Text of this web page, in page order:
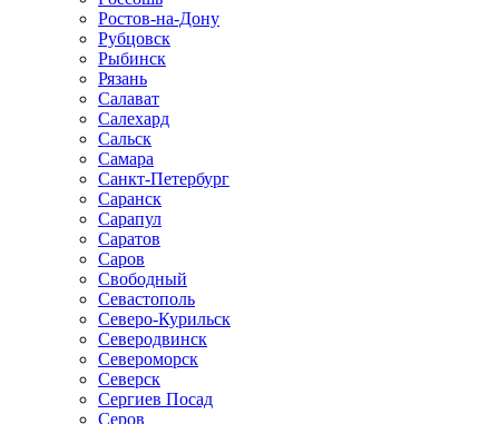
Ростов-на-Дону
Рубцовск
Рыбинск
Рязань
Салават
Салехард
Сальск
Самара
Санкт-Петербург
Саранск
Сарапул
Саратов
Саров
Свободный
Севастополь
Северо-Курильск
Северодвинск
Североморск
Северск
Сергиев Посад
Серов